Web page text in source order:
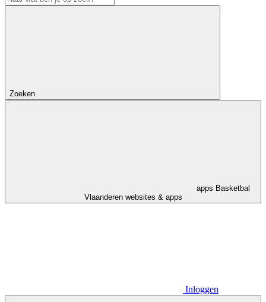
Zoeken
apps Basketbal
Vlaanderen websites & apps
Inloggen